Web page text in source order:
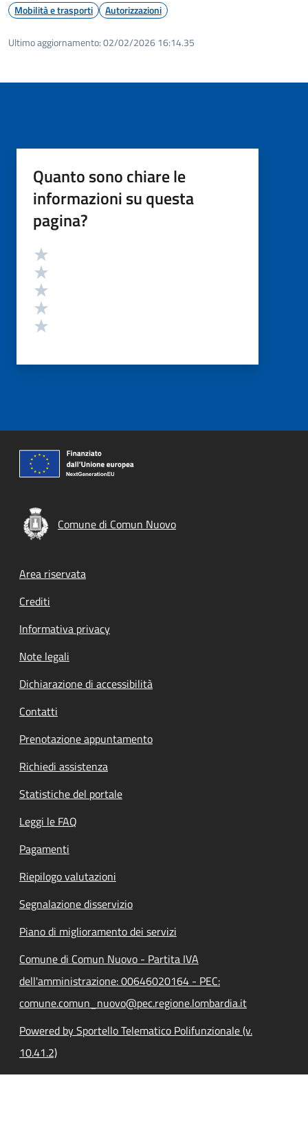
Mobilità e trasporti Autorizzazioni
Ultimo aggiornamento:02/02/2026 16:14.35
Quanto sono chiare le
informazioni su questa
pagina?
Valutazione
Comune di Comun Nuovo
Footer menu
Area riservata
Crediti
Informativa privacy
Note legali
Dichiarazione di accessibilità
Contatti
Prenotazione appuntamento
Richiedi assistenza
Statistiche del portale
Leggi le FAQ
Pagamenti
Riepilogo valutazioni
Segnalazione disservizio
Piano di miglioramento dei servizi
Comune di Comun Nuovo - Partita IVA
dell'amministrazione: 00646020164 - PEC:
comune.comun_nuovo@pec.regione.lombardia.it
Powered by Sportello Telematico Polifunzionale (v.
10.41.2)